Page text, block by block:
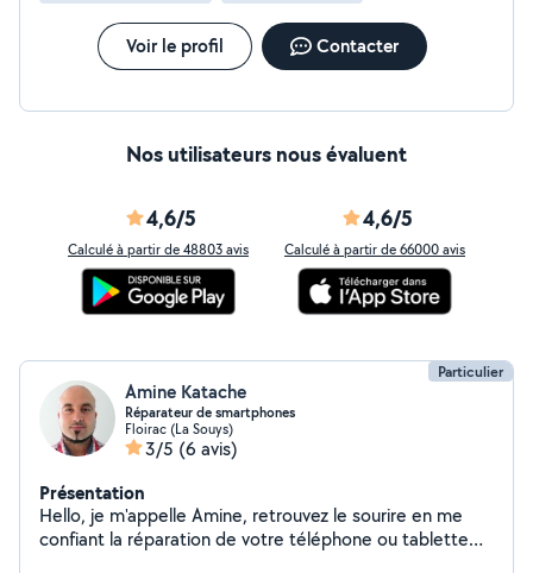
Voir le profil Contacter
Nos utilisateurs nous évaluent
4,6/5
Calculé à partir de 48803 avis
4,6/5
Calculé à partir de 66000 avis
Particulier
Amine Katache
Réparateur de smartphones
Floirac (La Souys)
3/5 (6 avis)
Présentation
Hello, je m'appelle Amine, retrouvez le sourire en me
confiant la réparation de votre téléphone ou tablette